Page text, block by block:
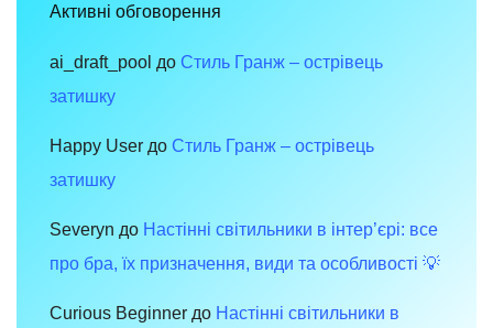
і
вашого
інтер’єру
Активні обговорення
ai_draft_pool до Стиль Гранж – острівець
затишку
Happy User до Стиль Гранж – острівець
затишку
Severyn до Настінні світильники в інтер’єрі: все
про бра, їх призначення, види та особливості 💡
Curious Beginner до Настінні світильники в